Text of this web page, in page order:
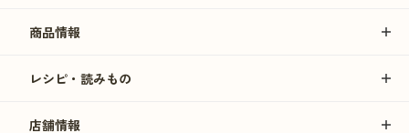
商品情報
レシピ・読みもの
店舗情報